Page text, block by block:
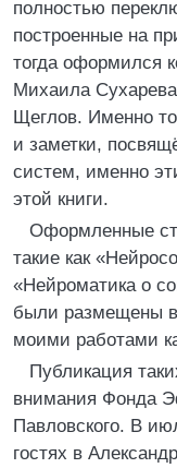
полностью
построенные на
тогда оформился
Михаила
Щеглов. Именно
и заметки,
систем, именно
этой книги.
Оформленные
такие как
«Нейроматика о
были размещены в
моими работами
Публикация
внимания Фонда
Павловского. В
гостях в